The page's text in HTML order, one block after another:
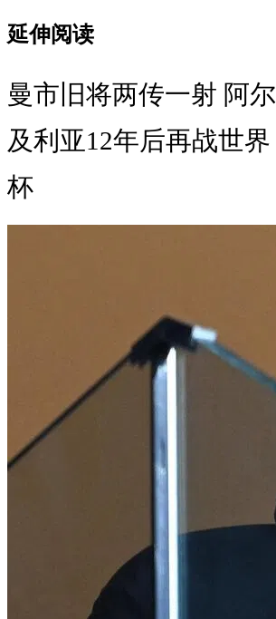
延伸阅读
曼市旧将两传一射 阿尔
及利亚12年后再战世界
杯